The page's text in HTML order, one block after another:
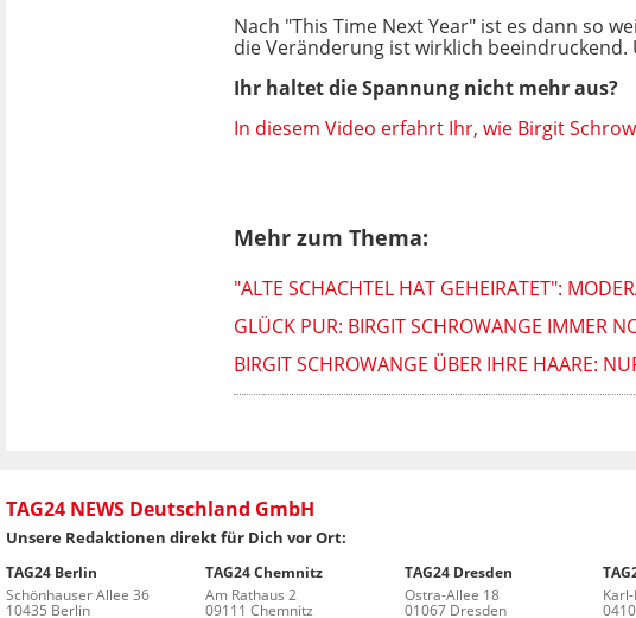
Nach "This Time Next Year" ist es dann so
die Veränderung ist wirklich
Ihr haltet die Spannung nicht mehr aus?
In diesem Video erfahrt Ihr, wie Birgit
Mehr zum Thema:
"ALTE SCHACHTEL HAT GEHEIRATET":
GLÜCK PUR: BIRGIT SCHROWANGE IMMER
BIRGIT SCHROWANGE ÜBER IHRE HAARE:
TAG24 NEWS Deutschland GmbH
Unsere Redaktionen direkt für Dich vor Ort:
TAG24 Berlin
Schönhauser Allee 36
10435 Berlin
TAG24 Chemnitz
Am Rathaus 2
09111 Chemnitz
TAG24 Dresden
Ostra-Allee 18
01067 Dresden